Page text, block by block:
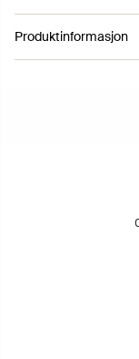
Artikkelnummer
Produktinformasjon